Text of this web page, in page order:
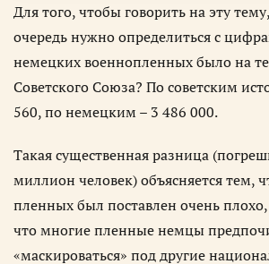
Для того, чтобы говорить на эту
очередь нужно определиться с
немецких военнопленных было на
Советского Союза? По советским
560, по немецким – 3 486 000.
Такая существенная разница
миллион человек) объясняется тем,
пленных был поставлен очень
что многие пленные немцы
«маскироваться» под другие